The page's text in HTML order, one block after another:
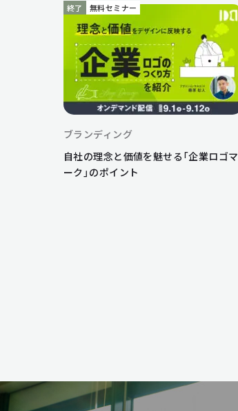
終了 無料セミナー
ブランディング
自社の理念と価値を魅せる「企業ロゴマ
ーク」のポイント